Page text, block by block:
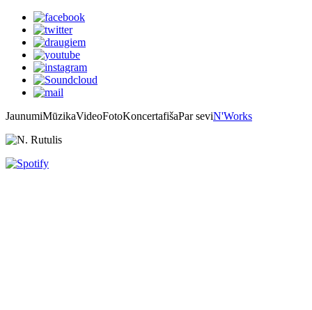
JaunumiMūzikaVideoFotoKoncertafišaPar seviN'Works